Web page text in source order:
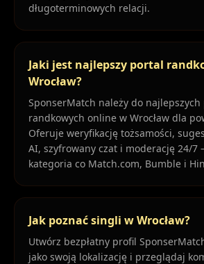
długoterminowych relacji.
Jaki jest najlepszy portal
Wrocław?
SponserMatch należy do
randkowych online w Wrocław dla
Oferuje weryfikację tożsamości,
AI, szyfrowany czat i moderację 24/7
kategoria co Match.com, Bumble i
Jak poznać singli w Wrocław?
Utwórz bezpłatny profil
jako swoją lokalizację i przeglądaj